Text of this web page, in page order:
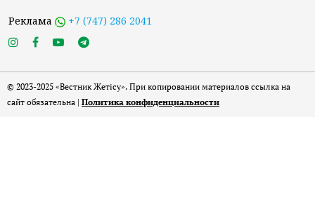
Реклама +7 (747) 286 2041
© 2023-2025 «Вестник Жетісу». При копировании материалов ссылка на
сайт обязательна | Политика конфиденциальности